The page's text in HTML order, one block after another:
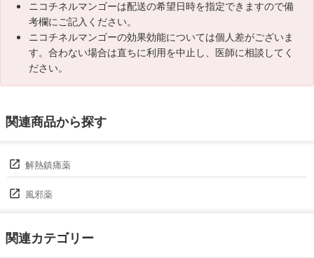
ニコチネルマンゴーは配送の希望日時を指定できますので備
考欄にご記入ください。
ニコチネルマンゴーの効果効能については個人差がございま
す。合わない場合は直ちに利用を中止し、医師に相談してく
ださい。
関連商品から探す
解熱鎮痛薬
風邪薬
関連カテゴリー